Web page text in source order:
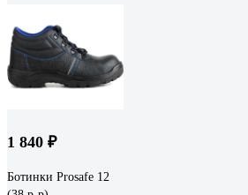
1 840 ₽
Ботинки Prosafe 12